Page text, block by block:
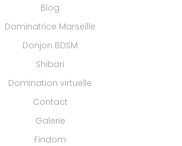
Blog
Dominatrice Marseille
Donjon BDSM
Shibari
Domination virtuelle
Contact
Galerie
Findom